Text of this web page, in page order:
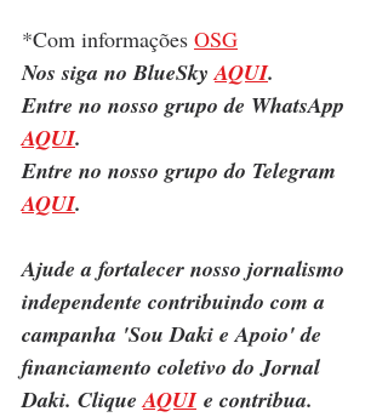
*Com informações OSG
Nos siga no BlueSky AQUI.
Entre no nosso grupo de WhatsApp
AQUI.
Entre no nosso grupo do Telegram
AQUI.
Ajude a fortalecer nosso jornalismo
independente contribuindo com a
campanha 'Sou Daki e Apoio' de
financiamento coletivo do Jornal
Daki. Clique AQUI e contribua.